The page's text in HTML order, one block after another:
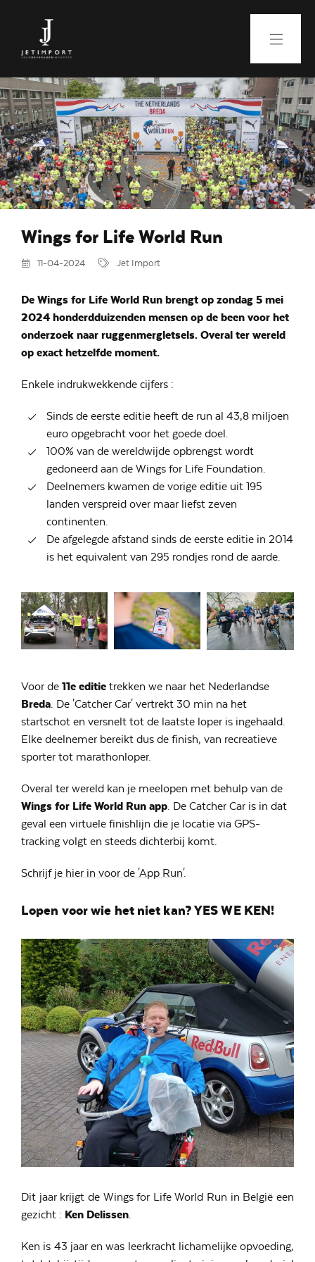
Wings for Life World Run
11-04-2024 Jet Import
De Wings for Life World Run brengt op zondag 5 mei
2024 honderdduizenden mensen op de been voor het
onderzoek naar ruggenmergletsels. Overal ter wereld
op exact hetzelfde moment.
Enkele indrukwekkende cijfers :
Sinds de eerste editie heeft de run al 43,8 miljoen
euro opgebracht voor het goede doel.
100% van de wereldwijde opbrengst wordt
gedoneerd aan de Wings for Life Foundation.
Deelnemers kwamen de vorige editie uit 195
landen verspreid over maar liefst zeven
continenten.
De afgelegde afstand sinds de eerste editie in 2014
is het equivalent van 295 rondjes rond de aarde.
Voor de 11e editie trekken we naar het Nederlandse
Breda . De 'Catcher Car' vertrekt 30 min na het
startschot en versnelt tot de laatste loper is ingehaald.
Elke deelnemer bereikt dus de finish, van recreatieve
sporter tot marathonloper.
Overal ter wereld kan je meelopen met behulp van de
Wings for Life World Run app . De Catcher Car is in dat
geval een virtuele finishlijn die je locatie via GPS-
tracking volgt en steeds dichterbij komt.
Schrijf je hier in voor de 'App Run'.
Lopen voor wie het niet kan? YES WE KEN!
Dit jaar krijgt de Wings for Life World Run in België een
gezicht : Ken Delissen
Ken is 43 jaar en was leerkracht lichamelijke opvoeding,